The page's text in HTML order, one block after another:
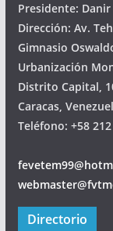
Presidente: Danir
Dirección: Av.
Gimnasio
Urbanización
Distrito Capital,
Caracas,
Teléfono: +58
Directorio